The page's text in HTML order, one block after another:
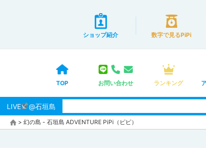
ショップ紹介 数字で見るPiPi
TOP お問い合わせ ランキング
LIVE @石垣島
> 幻の島 - 石垣島 ADVENTURE PiPi（ピピ）